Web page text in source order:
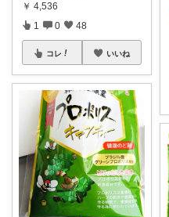
￥ 4,536
1 0 48
コレ いいね